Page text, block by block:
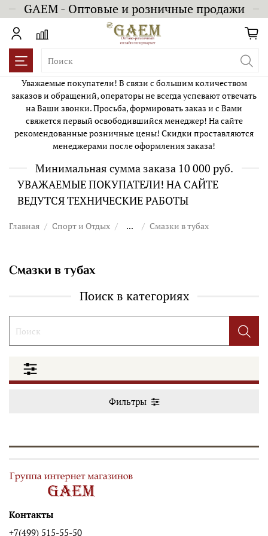
GAEM - Оптовые и розничные продажи
Уважаемые покупатели! В связи с большим количеством
заказов и обращений, операторы не всегда успевают отвечать
на Ваши звонки. Просьба, формировать заказ и с Вами
свяжется первый освободившийся менеджер! На сайте
рекомендованные розничные цены! Скидки проставляются
менеджерами после оформления заказа!
Минимальная сумма заказа 10 000 руб.
УВАЖАЕМЫЕ ПОКУПАТЕЛИ! НА САЙТЕ
ВЕДУТСЯ ТЕХНИЧЕСКИЕ РАБОТЫ
Главная Спорт и Отдых ... Смазки в тубах
Смазки в тубах
Поиск в категориях
Фильтры
Контакты
+7(499) 515-55-50